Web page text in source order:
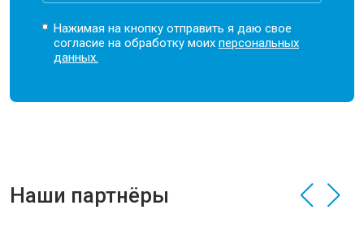
Нажимая на кнопку отправить я даю свое
согласие на обработку моихперсональных
данных.
Наши партнёры